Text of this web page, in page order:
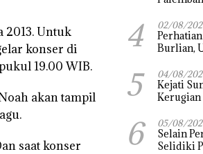
2013. Untuk
konser di
19.00 WIB.
akan tampil
saat konser
4 02/08/
Burlian,
5 04/08/
Kejati
Kerugian
6 05/08/
Selain
Selidiki